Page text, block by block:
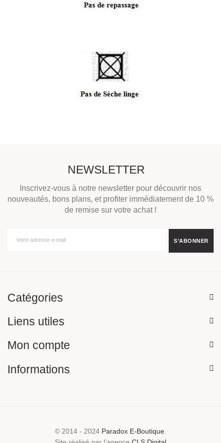
NEWSLETTER
Inscrivez-vous à notre newsletter pour découvrir nos
nouveautés, bons plans, et profiter immédiatement de 10 %
de remise sur votre achat !
Catégories
Liens utiles
Mon compte
Informations
© 2014 - 2024 Paradox E-Boutique